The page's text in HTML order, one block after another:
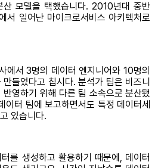
산 모델을 택했습니다. 2010년대 중반
서 일어난 마이크로서비스 아키텍처로
서 3명의 데이터 엔지니어와 10명의
들었다고 칩시다. 분석가 팀은 비즈니
영하기 위해 다른 팀 소속으로 분산됐
터 팀에 보고하면서도 특정 데이터세
있습니다.
를 생성하고 활용하기 때문에, 데이터